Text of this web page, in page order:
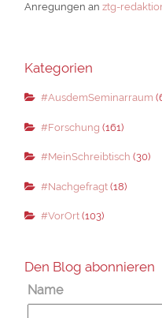
Anregungen anztg-
Kategorien
#AusdemSeminarraum
#Forschung (161)
#MeinSchreibtisch (30)
#Nachgefragt(18)
#VorOrt(103)
Den Blog abonnieren
Name